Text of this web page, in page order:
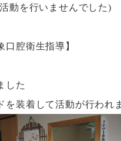
動を行いませんでした)
口腔衛生指導】
した
装着して活動が行われ